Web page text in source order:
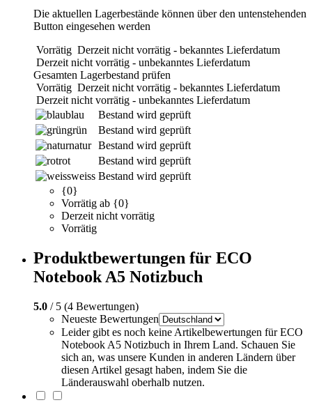
Die aktuellen Lagerbestände können über den untenstehenden
Button eingesehen werden
Vorrätig Derzeit nicht vorrätig - bekanntes Lieferdatum
Derzeit nicht vorrätig - unbekanntes Lieferdatum
Gesamten Lagerbestand prüfen
Vorrätig Derzeit nicht vorrätig - bekanntes Lieferdatum
Derzeit nicht vorrätig - unbekanntes Lieferdatum
blau
Bestand wird geprüft
grün
Bestand wird geprüft
natur Bestand wird geprüft
rot
Bestand wird geprüft
weiss Bestand wird geprüft
{0}
Vorrätig ab {0}
Derzeit nicht vorrätig
Vorrätig
Produktbewertungen für ECO
Notebook A5 Notizbuch
5.0 / 5 (4 Bewertungen)
Neueste Bewertungen
Leider gibt es noch keine Artikelbewertungen für ECO
Notebook A5 Notizbuch in Ihrem Land. Schauen Sie
sich an, was unsere Kunden in anderen Ländern über
diesen Artikel gesagt haben, indem Sie die
Länderauswahl oberhalb nutzen.